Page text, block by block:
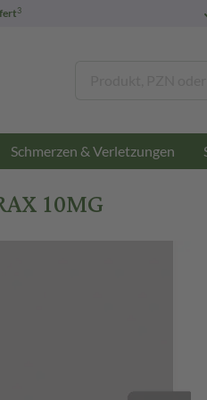
3
Schmerzen & Verletzungen
10MG